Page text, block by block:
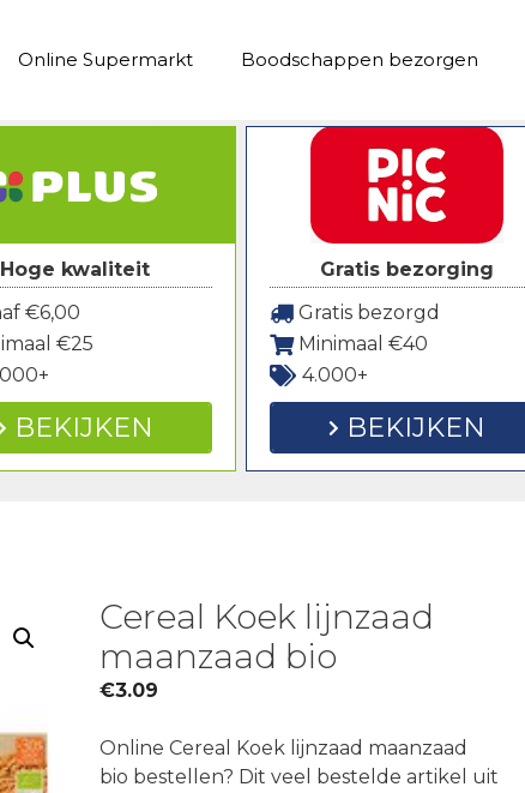
Online Supermarkt Boodschappen bezorgen
Hoge kwaliteit
€6,00
€25
BEKIJKEN
Gratis bezorging
Gratis bezorgd
Minimaal €40
4.000+
BEKIJKEN
Cereal Koek lijnzaad
maanzaad bio
€3.09
Online Cereal Koek lijnzaad maanzaad
bio bestellen? Dit veel bestelde artikel uit